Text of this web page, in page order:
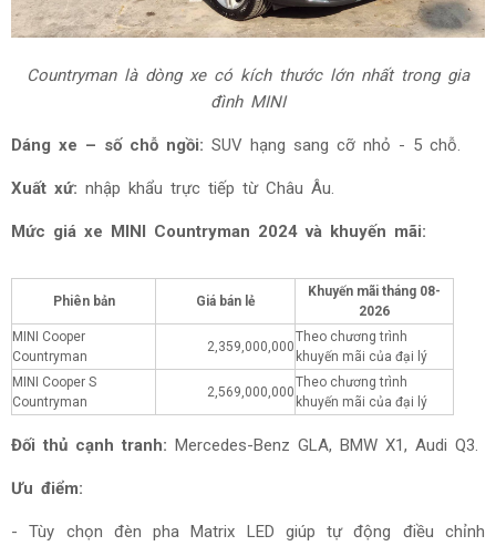
Countryman là dòng xe có kích thước lớn nhất trong gia
đình MINI
Dáng xe – số chỗ ngồi: SUV hạng sang cỡ nhỏ - 5 chỗ.
Xuất xứ: nhập khẩu trực tiếp từ Châu Âu.
Mức giá xe MINI Countryman 2024 và khuyến mãi:
Phiên bản Giá bán lẻ
Khuyến mãi tháng 08-
2026
MINI Cooper
Countryman
2,359,000,000
Theo chương trình
khuyến mãi của đại lý
MINI Cooper S
Countryman
2,569,000,000
Theo chương trình
khuyến mãi của đại lý
Đối thủ cạnh tranh: Mercedes-Benz GLA, BMW X1, Audi Q3.
Ưu điểm:
- Tùy chọn đèn pha Matrix LED giúp tự động điều chỉnh